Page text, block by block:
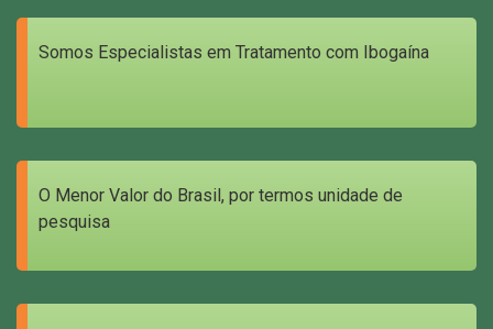
Somos Especialistas em Tratamento com Ibogaína
O Menor Valor do Brasil, por termos unidade de
pesquisa